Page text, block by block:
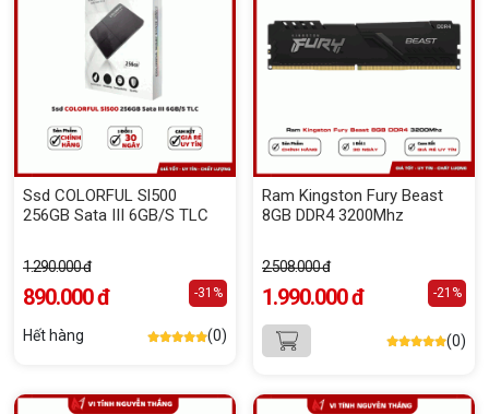
Ssd COLORFUL Sl500
256GB Sata III 6GB/S TLC
1.290.000 đ
890.000 đ -31%
Hết hàng (0)
Ram Kingston Fury Beast
8GB DDR4 3200Mhz
2.508.000 đ
1.990.000 đ -21%
(0)